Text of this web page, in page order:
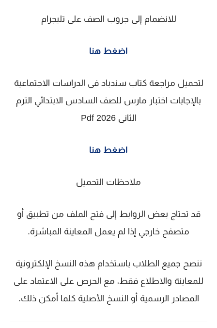
للانضمام إلى جروب الصف على تليجرام
اضغط هنا
لتحميل مراجعة كتاب سندباد فى الدراسات الاجتماعية
بالإجابات اختبار مارس للصف السادس الابتدائي الترم
الثانى 2026 Pdf
اضغط هنا
ملاحظات التحميل
قد تحتاج بعض الروابط إلى فتح الملف من تطبيق أو
متصفح خارجي إذا لم يعمل المعاينة المباشرة.
ننصح جميع الطلاب باستخدام هذه النسخ الإلكترونية
للمعاينة والاطلاع فقط، مع الحرص على الاعتماد على
المصادر الرسمية أو النسخ الأصلية كلما أمكن ذلك.